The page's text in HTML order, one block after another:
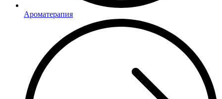
Ароматерапия